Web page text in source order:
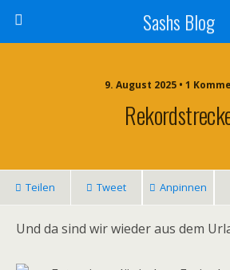
Sashs Blog
9. August 2025 • 1
Teilen Tweet Anpinnen
Und da sind wir wieder aus dem